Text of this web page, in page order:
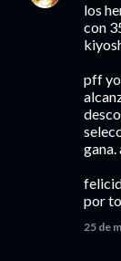
los
con
pff yo
gana.
por
25 de